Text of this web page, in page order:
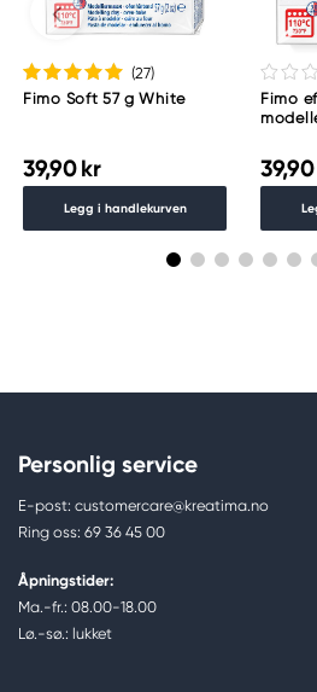
(27)
Fimo Soft 57 g White
39,90 kr
Legg i handlekurven
Fimo
Personlig service
E-post: customercare@kreatima.no
Ring oss: 69 36 45 00
Åpningstider:
Ma.-fr.: 08.00-18.00
Lø.-sø.: lukket